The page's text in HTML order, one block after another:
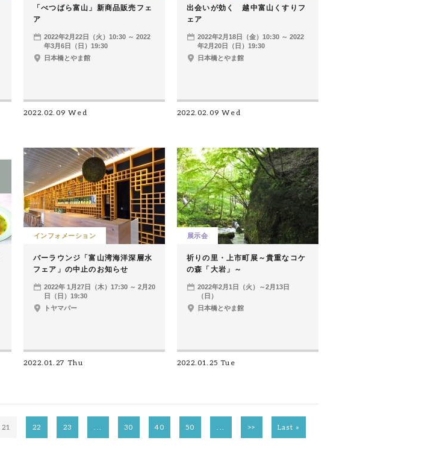
「べつばら富山」新商品販売フェ
ア
2022年2月22日（火）10:30 ～ 2022
年3月6日（日）19:30
日本橋とやま館
2022.02.09 Wed
出会いが効く 越中富山くすりフ
ェア
2022年2月18日（金）10:30 ～ 2022
年2月20日（日）19:30
日本橋とやま館
2022.02.09 Wed
インフォメーション
バーラウンジ「富山湾海洋深層水
フェア」の中止のお知らせ
2022年 1月27日（木）17:30 ～ 2月20
日（日）19:30
トヤマバー
2022.01.27 Thu
展示会
祈りの里・上市町展～貴重なコケ
の森「大岩」～
2022年2月1日（火）～2月13日
（日）
日本橋とやま館
2022.01.25 Tue
21 22 23 ... 30 40 50 ... >> Last »